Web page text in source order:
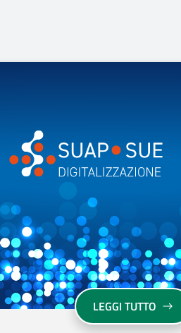
SUAP E SUE: PIÙ DI 3.000
LEGGI TUTTO